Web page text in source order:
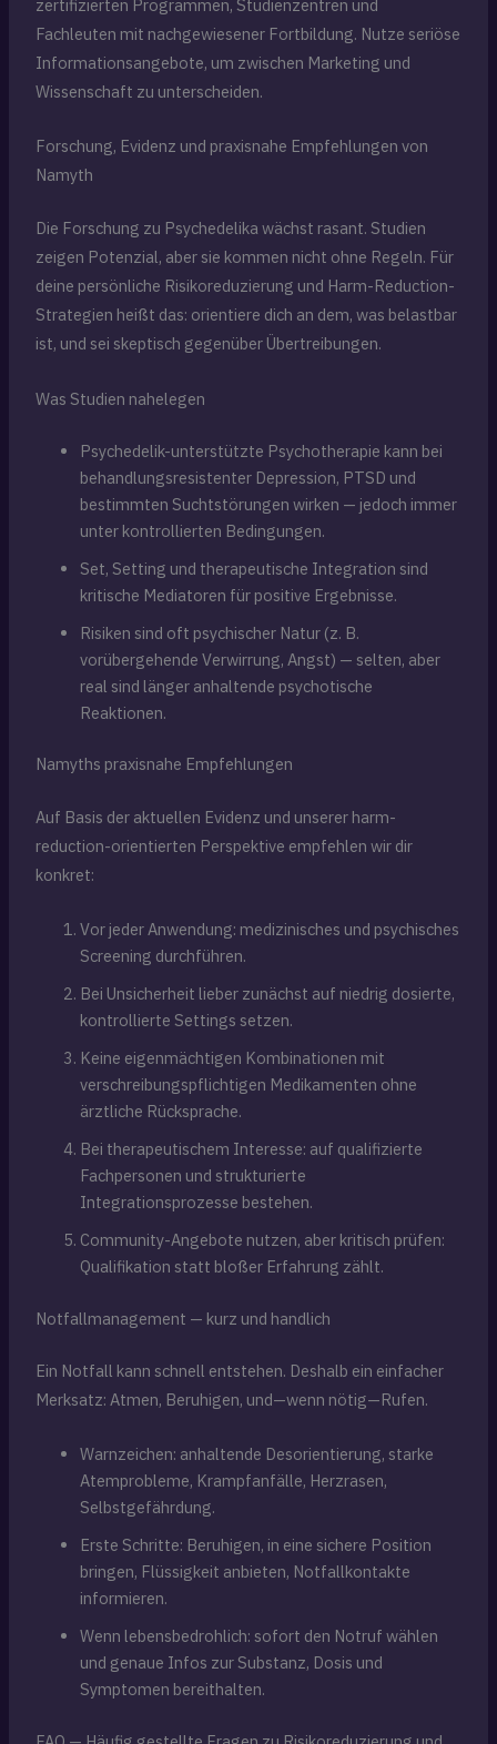
zertifizierten Programmen, Studienzentren und
Fachleuten mit nachgewiesener Fortbildung. Nutze seriöse
Informationsangebote, um zwischen Marketing und
Wissenschaft zu unterscheiden.
Forschung, Evidenz und praxisnahe Empfehlungen von
Namyth
Die Forschung zu Psychedelika wächst rasant. Studien
zeigen Potenzial, aber sie kommen nicht ohne Regeln. Für
deine persönliche Risikoreduzierung und Harm-Reduction-
Strategien heißt das: orientiere dich an dem, was belastbar
ist, und sei skeptisch gegenüber Übertreibungen.
Was Studien nahelegen
Psychedelik-unterstützte Psychotherapie kann bei
behandlungsresistenter Depression, PTSD und
bestimmten Suchtstörungen wirken — jedoch immer
unter kontrollierten Bedingungen.
Set, Setting und therapeutische Integration sind
kritische Mediatoren für positive Ergebnisse.
Risiken sind oft psychischer Natur (z. B.
vorübergehende Verwirrung, Angst) — selten, aber
real sind länger anhaltende psychotische
Reaktionen.
Namyths praxisnahe Empfehlungen
Auf Basis der aktuellen Evidenz und unserer harm-
reduction-orientierten Perspektive empfehlen wir dir
konkret:
Vor jeder Anwendung: medizinisches und psychisches
Screening durchführen.
Bei Unsicherheit lieber zunächst auf niedrig dosierte,
kontrollierte Settings setzen.
Keine eigenmächtigen Kombinationen mit
verschreibungspflichtigen Medikamenten ohne
ärztliche Rücksprache.
Bei therapeutischem Interesse: auf qualifizierte
Fachpersonen und strukturierte
Integrationsprozesse bestehen.
Community-Angebote nutzen, aber kritisch prüfen:
Qualifikation statt bloßer Erfahrung zählt.
Notfallmanagement — kurz und handlich
Ein Notfall kann schnell entstehen. Deshalb ein einfacher
Merksatz: Atmen, Beruhigen, und—wenn nötig—Rufen.
Warnzeichen: anhaltende Desorientierung, starke
Atemprobleme, Krampfanfälle, Herzrasen,
Selbstgefährdung.
Erste Schritte: Beruhigen, in eine sichere Position
bringen, Flüssigkeit anbieten, Notfallkontakte
informieren.
Wenn lebensbedrohlich: sofort den Notruf wählen
und genaue Infos zur Substanz, Dosis und
Symptomen bereithalten.